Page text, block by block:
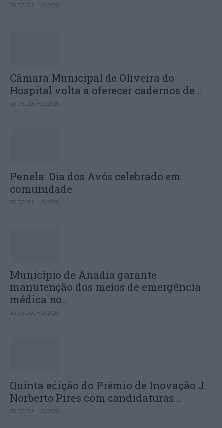
30 DE JULHO, 2026
Câmara Municipal de Oliveira do
Hospital volta a oferecer cadernos de...
30 DE JULHO, 2026
Penela: Dia dos Avós celebrado em
comunidade
30 DE JULHO, 2026
Município de Anadia garante
manutenção dos meios de emergência
médica no...
30 DE JULHO, 2026
Quinta edição do Prémio de Inovação J.
Norberto Pires com candidaturas...
30 DE JULHO, 2026